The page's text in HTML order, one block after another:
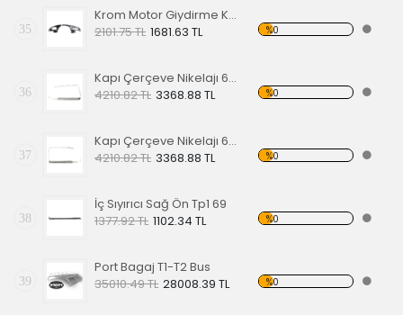
35
Krom Motor Giydirme Kapağı
2101.75 TL 1681.63 TL %0
36
Kapı Çerçeve Nikelajı 65 Sol Ön
4210.82 TL 3368.88 TL %0
37
Kapı Çerçeve Nikelajı 65 Sağ Ön
4210.82 TL 3368.88 TL %0
38
İç Sıyırıcı Sağ Ön Tp1 69
1377.92 TL 1102.34 TL %0
39
Port Bagaj T1-T2 Bus
35010.49 TL 28008.39 TL %0